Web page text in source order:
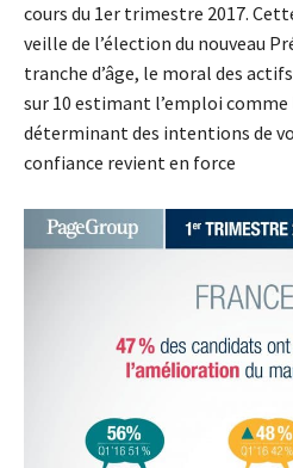
cours du 1er trimestre 2017.
veille de l’élection du nouveau
tranche d’âge, le moral des
sur 10 estimant l’emploi
déterminant des intentions de
confiance revient en force